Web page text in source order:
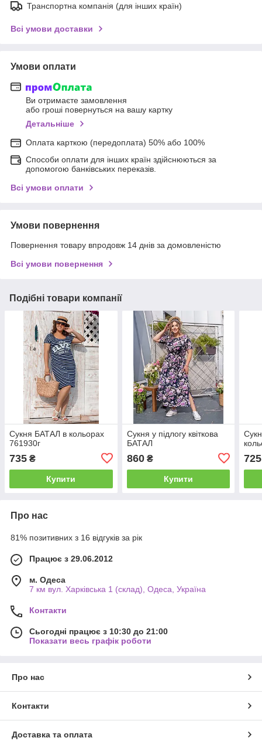
Транспортна компанія (для інших країн)
Всі умови доставки
Умови оплати
Ви отримаєте замовлення
або гроші повернуться на вашу картку
Детальніше
Оплата карткою (передоплата) 50% або 100%
Способи оплати для інших країн здійснюються за
допомогою банківських переказів.
Всі умови оплати
Умови повернення
Повернення товару впродовж 14 днів за домовленістю
Всі умови повернення
Подібні товари компанії
Сукня БАТАЛ в кольорах
761930г
735 ₴
Купити
Сукня у підлогу квіткова
БАТАЛ
860₴
Купити
725
Про нас
81% позитивних з 16 відгуків за рік
Працює з 29.06.2012
м. Одеса
7 км вул. Харківська 1 (склад), Одеса, Україна
Контакти
Сьогодні працює з 10:30 до 21:00
Показати весь графік роботи
Про нас
Контакти
Доставка та оплата